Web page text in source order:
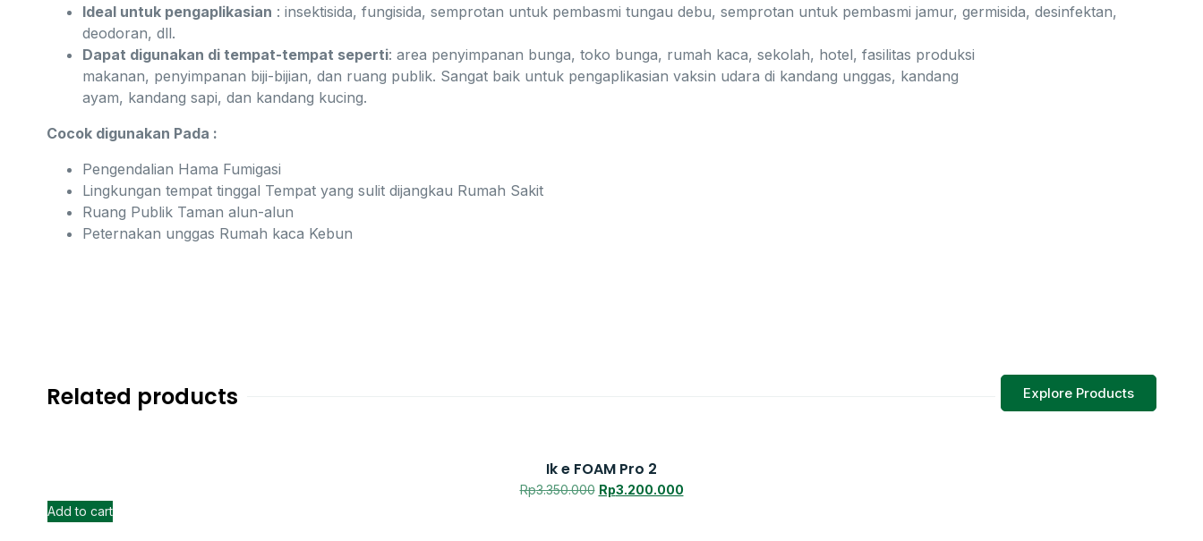
Ideal untuk pengaplikasian : insektisida, fungisida, semprotan untuk pembasmi tungau debu, semprotan untuk pembasmi jamur, germisida, desinfektan,
deodoran, dll.
Dapat digunakan di tempat-tempat seperti: area penyimpanan bunga, toko bunga, rumah kaca, sekolah, hotel, fasilitas produksi
makanan, penyimpanan biji-bijian, dan ruang publik. Sangat baik untuk pengaplikasian vaksin udara di kandang unggas, kandang
ayam, kandang sapi, dan kandang kucing.
Cocok digunakan Pada :
Pengendalian Hama Fumigasi
Lingkungan tempat tinggal Tempat yang sulit dijangkau Rumah Sakit
Ruang Publik Taman alun-alun
Peternakan unggas Rumah kaca Kebun
Related products Explore Products
Ik e FOAM Pro 2
Rp3.350.000 Rp3.200.000
Add to cart